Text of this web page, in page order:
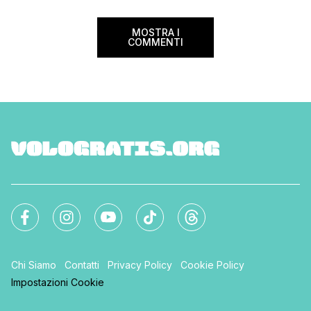
MOSTRA I
COMMENTI
Chi Siamo Contatti Privacy Policy
Cookie Policy
Impostazioni Cookie